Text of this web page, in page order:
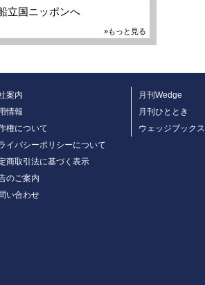
立国ニッポンへ
»もっと見る
案内
情報
権について
イバシーポリシーについて
商取引法に基づく表示
のご案内
い合わせ
月刊Wedge
月刊ひととき
ウェッジブックス